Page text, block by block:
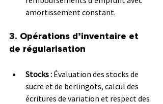
amortissement constant.
3. Opérations d’inventaire et
de régularisation
Stocks : Évaluation des stocks de
sucre et de berlingots, calcul des
écritures de variation et respect des